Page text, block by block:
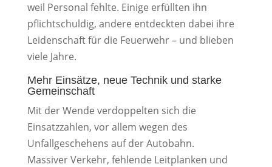
weil Personal fehlte. Einige erfüllten ihn
pflichtschuldig, andere entdeckten dabei ihre
Leidenschaft für die Feuerwehr – und blieben
viele Jahre.
Mehr Einsätze, neue Technik und starke
Gemeinschaft
Mit der Wende verdoppelten sich die
Einsatzzahlen, vor allem wegen des
Unfallgeschehens auf der Autobahn.
Massiver Verkehr, fehlende Leitplanken und